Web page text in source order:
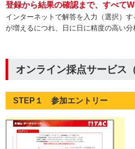
登録から結果の確認まで、すべて
インターネットで解答を入力（選択）
が増えるにつれ、日に日に精度の高い
オンライン採点サービス
STEP１ 参加エントリー